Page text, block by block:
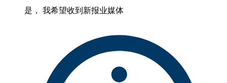
是， 我希望收到新报业媒体